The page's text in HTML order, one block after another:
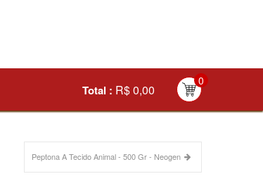
0
Total : R$ 0,00
Peptona A Tecido Animal - 500 Gr - Neogen